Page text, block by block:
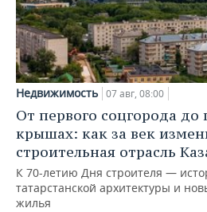
Недвижимость 07 авг, 08:00
От первого соцгорода до
крышах: как за век
строительная отрасль
К 70-летию Дня строителя —
татарстанской архитектуры и
жилья